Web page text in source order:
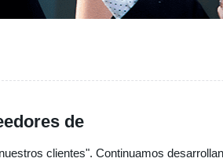
de
clientes". Continuamos